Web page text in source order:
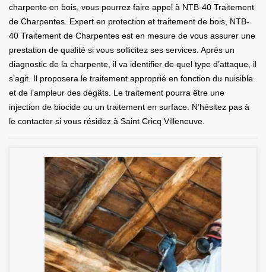
charpente en bois, vous pourrez faire appel à NTB-40 Traitement
de Charpentes. Expert en protection et traitement de bois, NTB-
40 Traitement de Charpentes est en mesure de vous assurer une
prestation de qualité si vous sollicitez ses services. Après un
diagnostic de la charpente, il va identifier de quel type d’attaque, il
s’agit. Il proposera le traitement approprié en fonction du nuisible
et de l’ampleur des dégâts. Le traitement pourra être une
injection de biocide ou un traitement en surface. N’hésitez pas à
le contacter si vous résidez à Saint Cricq Villeneuve.